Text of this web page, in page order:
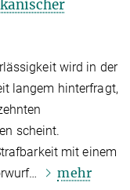
wird in der
langem hin­ter­fragt,
scheint.
mit einem
mehr